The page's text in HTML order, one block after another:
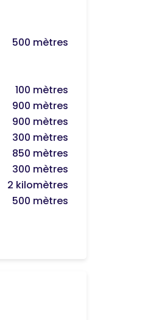
500 mètres
100 mètres
900 mètres
900 mètres
300 mètres
850 mètres
300 mètres
2 kilomètres
500 mètres